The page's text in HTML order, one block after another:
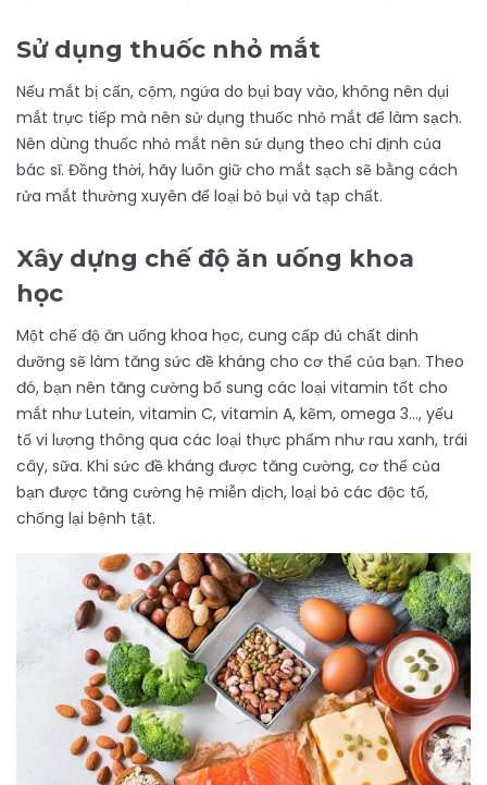
Sử dụng thuốc nhỏ mắt
Nếu mắt bị cấn, cộm, ngứa do bụi bay vào, không nên dụi
mắt trực tiếp mà nên sử dụng thuốc nhỏ mắt để làm sạch.
Nên dùng thuốc nhỏ mắt nên sử dụng theo chỉ định của
bác sĩ. Đồng thời, hãy luôn giữ cho mắt sạch sẽ bằng cách
rửa mắt thường xuyên để loại bỏ bụi và tạp chất.
Xây dựng chế độ ăn uống khoa
học
Một chế độ ăn uống khoa học, cung cấp đủ chất dinh
dưỡng sẽ làm tăng sức đề kháng cho cơ thể của bạn. Theo
đó, bạn nên tăng cường bổ sung các loại vitamin tốt cho
mắt như Lutein, vitamin C, vitamin A, kẽm, omega 3…, yếu
tố vi lượng thông qua các loại thực phẩm như rau xanh, trái
cây, sữa. Khi sức đề kháng được tăng cường, cơ thể của
bạn được tăng cường hệ miễn dịch, loại bỏ các độc tố,
chống lại bệnh tật.